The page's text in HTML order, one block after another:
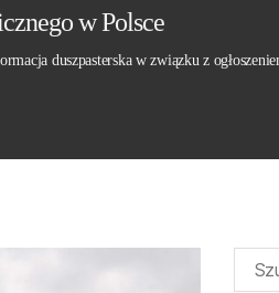
w Polsce
duszpasterska w związku z
Szukaj: